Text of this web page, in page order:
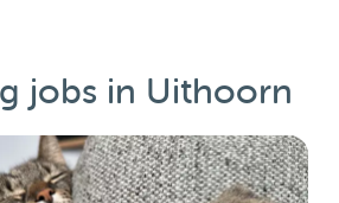
jobs in Uithoorn